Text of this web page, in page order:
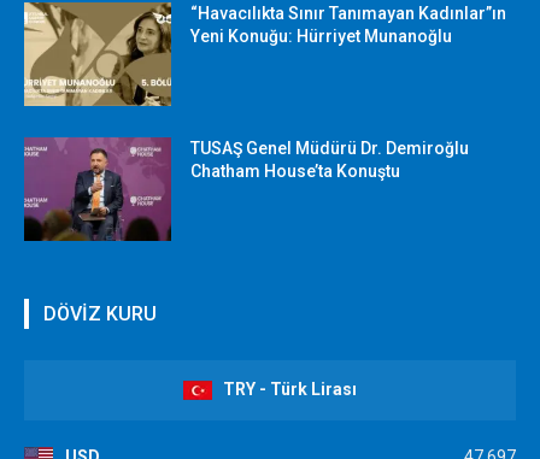
“Havacılıkta Sınır Tanımayan Kadınlar”ın
Yeni Konuğu: Hürriyet Munanoğlu
TUSAŞ Genel Müdürü Dr. Demiroğlu
Chatham House’ta Konuştu
DÖVİZ KURU
TRY - Türk Lirası